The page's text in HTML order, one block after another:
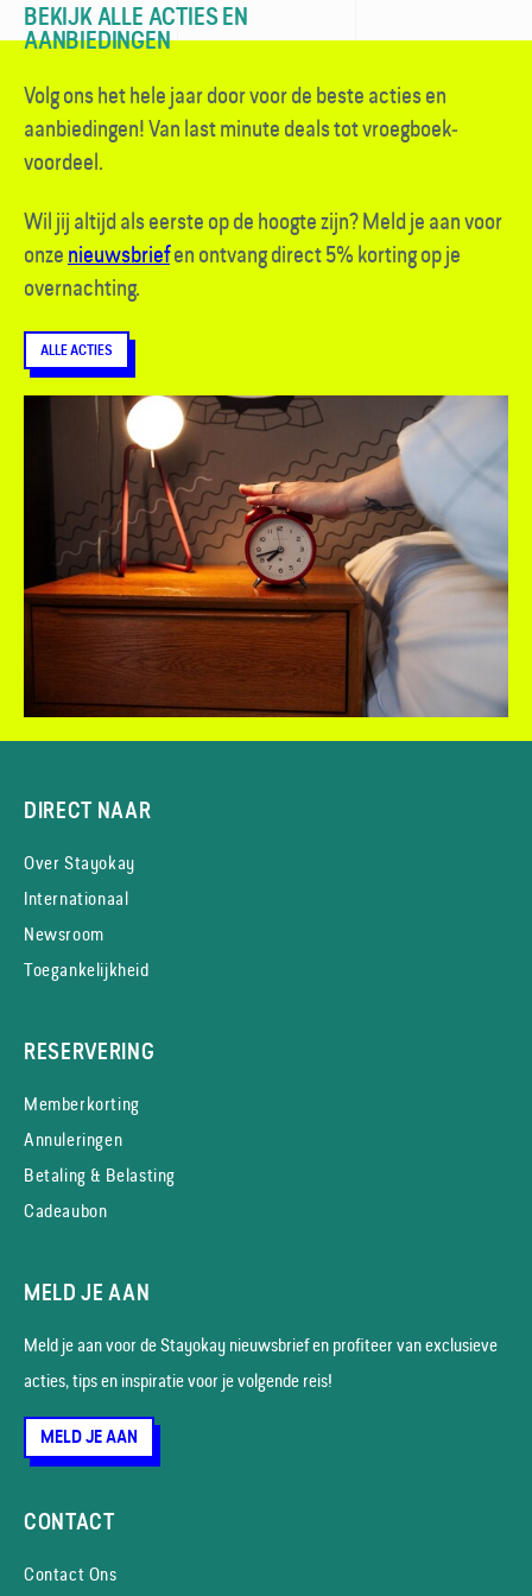
BEKIJK ALLE ACTIES EN
AANBIEDINGEN
Volg ons het hele jaar door voor de beste acties en
aanbiedingen! Van last minute deals tot vroegboek­
voordeel.
Wil jij altijd als eerste op de hoogte zijn? Meld je aan voor
onzenieuwsbriefen ontvang direct 5% korting op je
overnachting.
ALLE ACTIES
DIRECT NAAR
Over Stayokay
Internationaal
Newsroom
Toegankelijkheid
RESERVERING
Memberkorting
Annuleringen
Betaling & Belasting
Cadeaubon
MELD JE AAN
Meld je aan voor de Stayokay nieuws­brief en profiteer van exclusieve
acties, tips en inspiratie voor je volgende reis!
MELD JE AAN
CONTACT
Contact Ons